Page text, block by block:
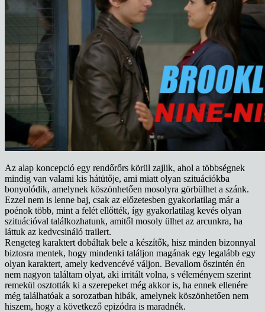
Az alap koncepció egy rendőrőrs körül zajlik, ahol a többségnek
mindig van valami kis hátütője, ami miatt olyan szituációkba
bonyolódik, amelynek köszönhetően mosolyra görbülhet a szánk.
Ezzel nem is lenne baj, csak az előzetesben gyakorlatilag már a
poénok több, mint a felét ellőtték, így gyakorlatilag kevés olyan
szituációval találkozhatunk, amitől mosoly ülhet az arcunkra, ha
láttuk az kedvcsináló trailert.
Rengeteg karaktert dobáltak bele a készítők, hisz minden bizonnyal
biztosra mentek, hogy mindenki találjon magának egy legalább egy
olyan karaktert, amely kedvencévé váljon. Bevallom őszintén én
nem nagyon találtam olyat, aki irritált volna, s véleményem szerint
remekül osztották ki a szerepeket még akkor is, ha ennek ellenére
még találhatóak a sorozatban hibák, amelynek köszönhetően nem
hiszem, hogy a következő epizódra is maradnék.